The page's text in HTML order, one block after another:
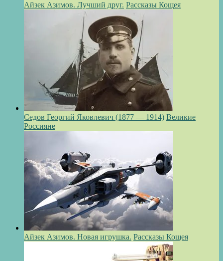
Айзек Азимов. Лучший друг. Рассказы Кощея
Седов Георгий Яковлевич (1877 — 1914) Великие
Россияне
Айзек Азимов. Новая игрушка. Рассказы Кощея